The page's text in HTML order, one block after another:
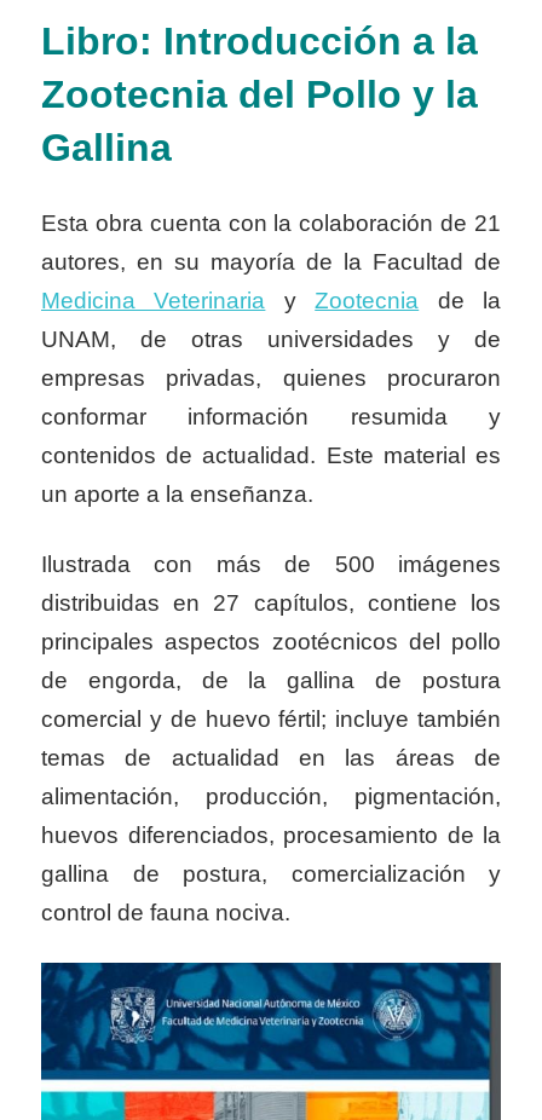
Libro: Introducción a la
Zootecnia del Pollo y la
Gallina
Esta obra cuenta con la colaboración de 21
autores, en su mayoría de la Facultad de
Medicina Veterinaria yZootecnia de la
UNAM, de otras universidades y de
empresas privadas, quienes procuraron
conformar información resumida y
contenidos de actualidad. Este material es
un aporte a la enseñanza.
Ilustrada con más de 500 imágenes
distribuidas en 27 capítulos, contiene los
principales aspectos zootécnicos del pollo
de engorda, de la gallinade postura
comercial y de huevo fértil; incluye también
temas de actualidad en las áreas de
alimentación, producción, pigmentación,
huevos diferenciados, procesamiento de la
gallina de postura, comercialización y
control de fauna nociva.